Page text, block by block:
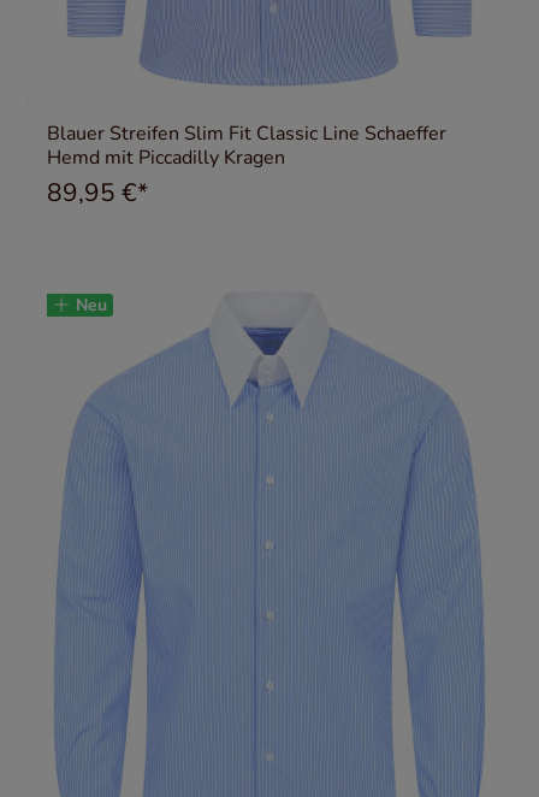
Blauer Streifen Slim Fit Classic Line Schaeffer
Hemd mit Piccadilly Kragen
89,95 €*
Neu